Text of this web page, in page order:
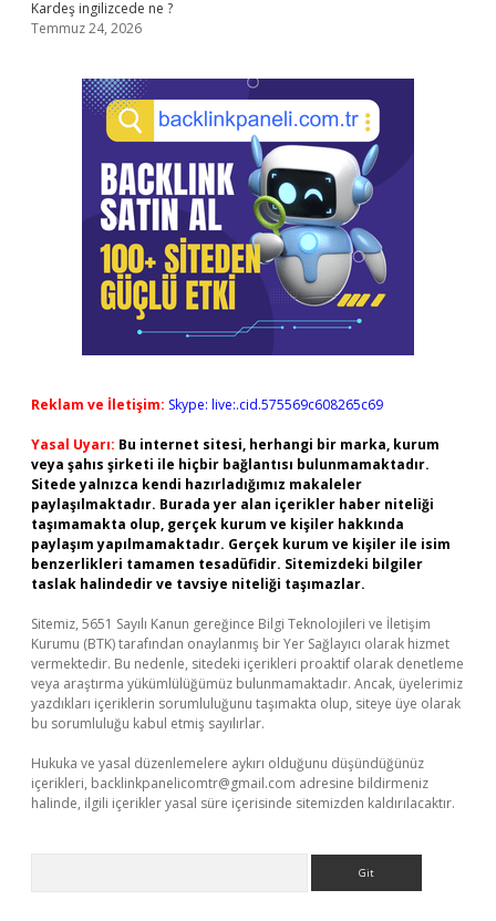
Kardeş ingilizcede ne ?
Temmuz 24, 2026
Reklam ve İletişim: Skype: live:.cid.575569c608265c69
Yasal Uyarı: Bu internet sitesi, herhangi bir marka, kurum
veya şahıs şirketi ile hiçbir bağlantısı bulunmamaktadır.
Sitede yalnızca kendi hazırladığımız makaleler
paylaşılmaktadır. Burada yer alan içerikler haber niteliği
taşımamakta olup, gerçek kurum ve kişiler hakkında
paylaşım yapılmamaktadır. Gerçek kurum ve kişiler ile isim
benzerlikleri tamamen tesadüfidir. Sitemizdeki bilgiler
taslak halindedir ve tavsiye niteliği taşımazlar.
Sitemiz, 5651 Sayılı Kanun gereğince Bilgi Teknolojileri ve İletişim
Kurumu (BTK) tarafından onaylanmış bir Yer Sağlayıcı olarak hizmet
vermektedir. Bu nedenle, sitedeki içerikleri proaktif olarak denetleme
veya araştırma yükümlülüğümüz bulunmamaktadır. Ancak, üyelerimiz
yazdıkları içeriklerin sorumluluğunu taşımakta olup, siteye üye olarak
bu sorumluluğu kabul etmiş sayılırlar.
Hukuka ve yasal düzenlemelere aykırı olduğunu düşündüğünüz
içerikleri, backlinkpanelicomtr@gmail.com adresine bildirmeniz
halinde, ilgili içerikler yasal süre içerisinde sitemizden kaldırılacaktır.